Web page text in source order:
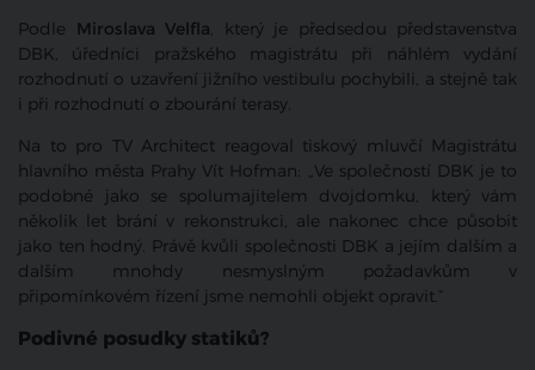
Podle Miroslava Velfla, který je předsedou představenstva
DBK, úředníci pražského magistrátu při náhlém vydání
rozhodnutí o uzavření jižního vestibulu pochybili, a stejně tak
i při rozhodnutí o zbourání terasy.
Na to pro TV Architect reagoval tiskový mluvčí Magistrátu
hlavního města Prahy Vít Hofman: „Ve společností DBK je to
podobné jako se spolumajitelem dvojdomku, který vám
několik let brání v rekonstrukci, ale nakonec chce působit
jako ten hodný. Právě kvůli společnosti DBK a jejím dalším a
dalším mnohdy nesmyslným požadavkům v
připomínkovém řízení jsme nemohli objekt opravit.“
Podivné posudky statiků?